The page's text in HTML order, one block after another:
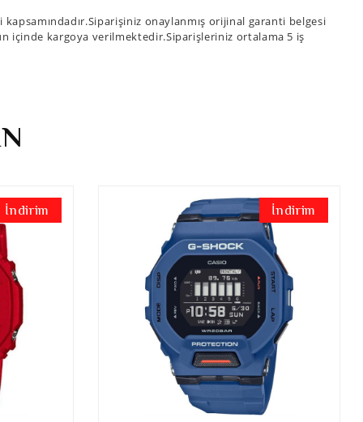
kapsamındadır.Siparişiniz onaylanmış orijinal garanti belgesi
içinde kargoya verilmektedir.Siparişleriniz ortalama 5 iş
İndirim İndirim